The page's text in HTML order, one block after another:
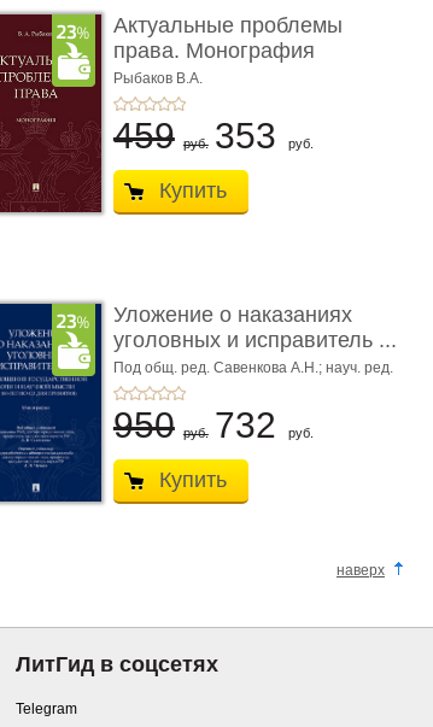
Актуальные проблемы
права. Монография
Рыбаков В.А.
459 руб. 353 руб.
Купить
Уложение о наказаниях
уголовных и исправитель ...
Под общ. ред. Савенкова А.Н.; науч. ред.
и рук. авт. кол. Чучаев А.И.
950 руб. 732 руб.
Купить
наверх
ЛитГид в соцсетях
Telegram